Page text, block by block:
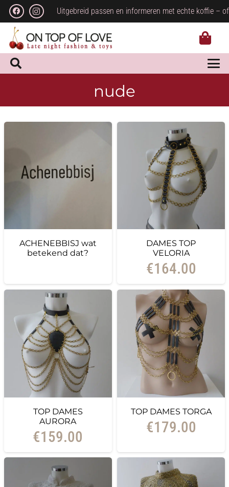
Uitgebreid passen en informeren met echte koffie –
nude
ACHENEBBISJ wat
betekend dat?
DAMES TOP
VELORIA
€164.00
TOP DAMES
AURORA
€159.00
TOP DAMES TORGA
€179.00